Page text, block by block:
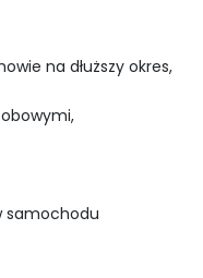
na dłuższy okres,
samochodu